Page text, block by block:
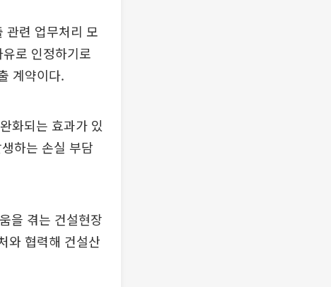
관련 업무처리 모
로 인정하기로
계약이다.
화되는 효과가 있
하는 손실 부담
을 겪는 건설현장
와 협력해 건설산